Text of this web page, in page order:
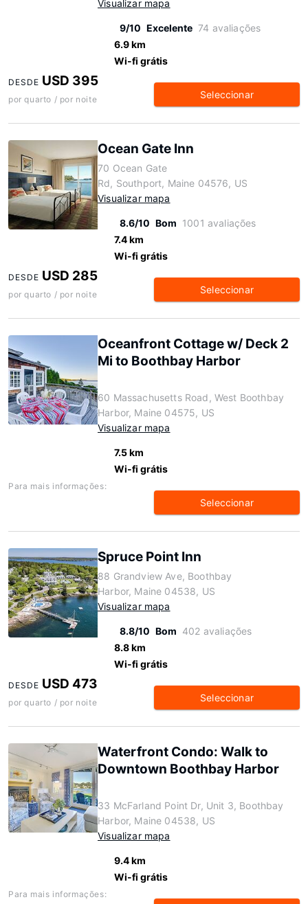
Visualizar mapa
9/10 Excelente 74 avaliações
6.9 km
Wi-fi grátis
DESDE USD 395
por quarto / por noite Seleccionar
Ocean Gate Inn
70 Ocean Gate
Rd, Southport, Maine 04576, US
Visualizar mapa
8.6/10 Bom 1001 avaliações
7.4 km
Wi-fi grátis
DESDE USD 285
por quarto / por noite Seleccionar
Oceanfront Cottage w/ Deck 2
Mi to Boothbay Harbor
60 Massachusetts Road, West Boothbay
Harbor, Maine 04575, US
Visualizar mapa
7.5 km
Wi-fi grátis
Para mais informações:
Seleccionar
Spruce Point Inn
88 Grandview Ave, Boothbay
Harbor, Maine 04538, US
Visualizar mapa
8.8/10 Bom 402 avaliações
8.8 km
Wi-fi grátis
DESDE USD 473
por quarto / por noite Seleccionar
Waterfront Condo: Walk to
Downtown Boothbay Harbor
33 McFarland Point Dr, Unit 3, Boothbay
Harbor, Maine 04538, US
Visualizar mapa
9.4 km
Wi-fi grátis
Para mais informações: